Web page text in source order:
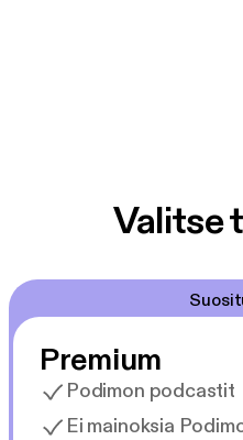
Valitse
Premium
Podimon podcastit
Ei mainoksia